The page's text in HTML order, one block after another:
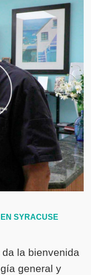
SYRACUSE
da la bienvenida
general y